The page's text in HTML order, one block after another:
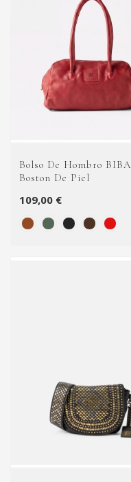
Bolso De Hombro BIBA
Boston De Piel
109,00 €